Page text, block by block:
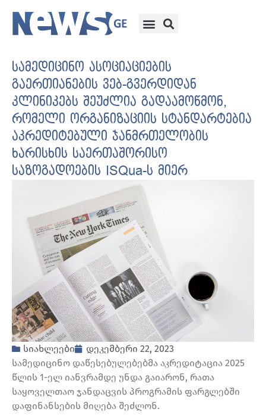
სამედიცინო ასოციაციების
გაერთიანების ვებ-გვერდიდან
კლინიკებს შეუძლია გადაამოწმონ,
რომელი ორგანიზაციის სტანდარტებია
აკრედიტებული ჯანმრთელობის
ხარისხის საერთაშორისო
საზოგადოების ISQua-ს მიერ
სიახლეები
დეკემბერი 22, 2023
სამედიცინო დაწესებულებებმა აკრედიტაცია 2025
წლის 1-ელ იანვრამდე უნდა გაიარონ, რათა
საყოველთაო ჯანდაცვის პროგრამის ფარგლებში
დაფინანსების მიღება შეძლონ.